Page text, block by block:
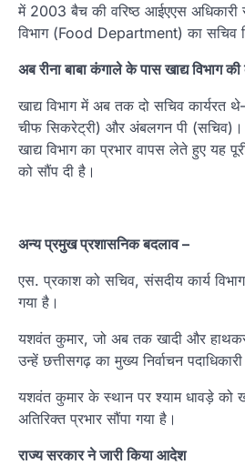
में 2003 बैच की वरिष्ठ आईएएस अधिकारी
विभाग (Food Department) का सचिव
अब रीना बाबा कंगाले के पास खाद्य विभाग
खाद्य विभाग में अब तक दो सचिव कार्यरत
चीफ सिकरेट्री) और अंबलगन पी
खाद्य विभाग का प्रभार वापस लेते हुए यह
को सौंप दी है।
अन्य प्रमुख प्रशासनिक बदलाव –
एस. प्रकाश को सचिव, संसदीय कार्य
गया है।
यशवंत कुमार, जो अब तक खादी और
उन्हें छत्तीसगढ़ का मुख्य निर्वाचन
यशवंत कुमार के स्थान पर श्याम धावड़े को
अतिरिक्त प्रभार सौंपा गया है।
राज्य सरकार ने जारी किया आदेश